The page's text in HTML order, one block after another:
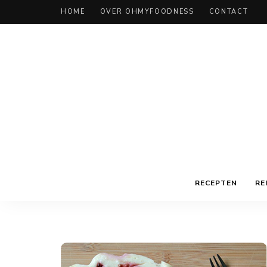
HOME OVER OHMYFOODNESS CONTACT
RECEPTEN